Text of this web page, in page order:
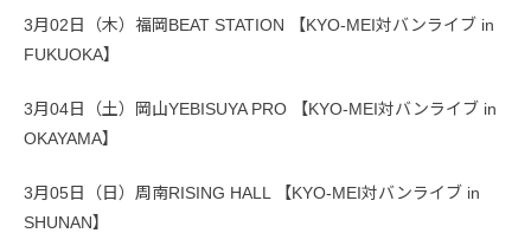
3月02日（木）福岡BEAT STATION 【KYO-MEI対バンライブ in
FUKUOKA】
3月04日（土）岡山YEBISUYA PRO 【KYO-MEI対バンライブ in
OKAYAMA】
3月05日（日）周南RISING HALL 【KYO-MEI対バンライブ in
SHUNAN】